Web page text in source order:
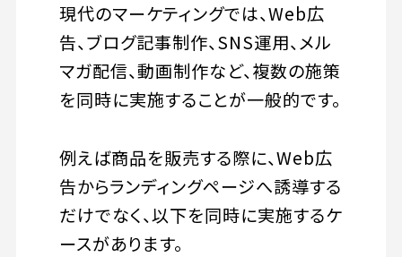
現代のマーケティングでは、Web広
告、ブログ記事制作、SNS運用、メル
マガ配信、動画制作など、複数の施策
を同時に実施することが一般的です。
例えば商品を販売する際に、Web広
告からランディングページへ誘導する
だけでなく、以下を同時に実施するケ
ースがあります。